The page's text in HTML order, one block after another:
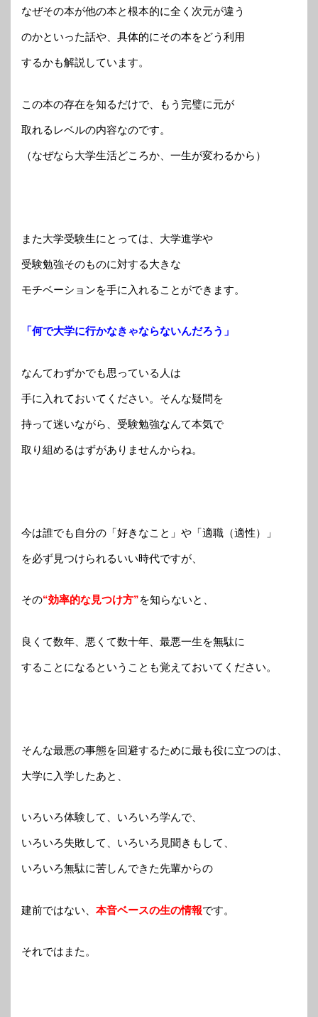
なぜその本が他の本と根本的に全く次元が違う
のかといった話や、具体的にその本をどう利用
するかも解説しています。
この本の存在を知るだけで、もう完璧に元が
取れるレベルの内容なのです。
（なぜなら大学生活どころか、一生が変わるから）
また大学受験生にとっては、大学進学や
受験勉強そのものに対する大きな
モチベーションを手に入れることができます。
「何で大学に行かなきゃならないんだろう」
なんてわずかでも思っている人は
手に入れておいてください。そんな疑問を
持って迷いながら、受験勉強なんて本気で
取り組めるはずがありませんからね。
今は誰でも自分の「好きなこと」や「適職（適性）」
を必ず見つけられるいい時代ですが、
その“効率的な見つけ方”を知らないと、
良くて数年、悪くて数十年、最悪一生を無駄に
することになるということも覚えておいてください。
そんな最悪の事態を回避するために最も役に立つのは、
大学に入学したあと、
いろいろ体験して、いろいろ学んで、
いろいろ失敗して、いろいろ見聞きもして、
いろいろ無駄に苦しんできた先輩からの
建前ではない、 本音ベースの生の情報です。
それではまた。